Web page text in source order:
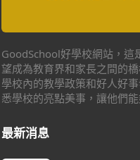
GoodSchool好學校網站，這
望成為教育界和家長之間的
學校內的教學政策和好人好
悉學校的亮點美事，讓他們
最新消息